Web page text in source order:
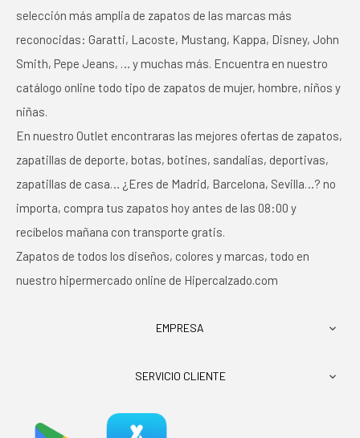
selección más amplia de zapatos de las marcas más
reconocidas: Garatti, Lacoste, Mustang, Kappa, Disney, John
Smith, Pepe Jeans, … y muchas más. Encuentra en nuestro
catálogo online todo tipo de zapatos de mujer, hombre, niños y
niñas.
En nuestro Outlet encontraras las mejores ofertas de zapatos,
zapatillas de deporte, botas, botines, sandalias, deportivas,
zapatillas de casa… ¿Eres de Madrid, Barcelona, Sevilla…? no
importa, compra tus zapatos hoy antes de las 08:00 y
recíbelos mañana con transporte gratis.
Zapatos de todos los diseños, colores y marcas, todo en
nuestro hipermercado online de Hipercalzado.com
EMPRESA 
SERVICIO CLIENTE 